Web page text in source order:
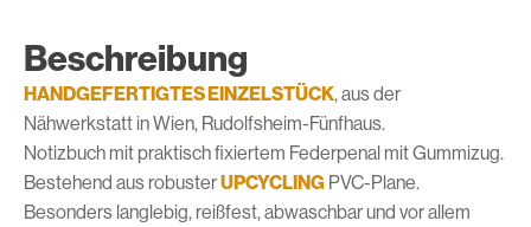
Beschreibung
HANDGEFERTIGTES EINZELSTÜCK, aus der
Nähwerkstatt in Wien, Rudolfsheim-Fünfhaus.
Notizbuch mit praktisch fixiertem Federpenal mit Gummizug.
Bestehend aus robusterUPCYCLING PVC-Plane.
Besonders langlebig, reißfest, abwaschbar und vor allem